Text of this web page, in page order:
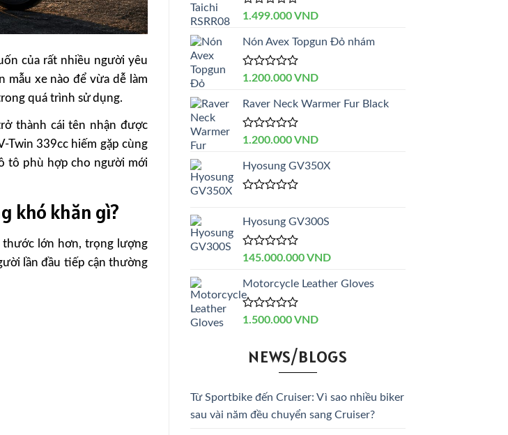
của rất nhiều người yêu
mẫu xe nào để vừa dễ làm
quá trình sử dụng.
thành cái tên nhận được
Twin 339cc hiếm gặp cùng
tô phù hợp cho người mới
khó khăn gì?
thước lớn hơn, trọng lượng
lần đầu tiếp cận thường
Được
hạng
0
5
1.499.000VND
Nón Avex Topgun Đỏ nhám
Được
hạng
0
5
1.200.000VND
Raver Neck Warmer Fur Black
Được
hạng
0
5
1.200.000VND
Hyosung GV350X
hạng
0
5
sao
Hyosung GV300S
Được
hạng
0
5
145.000.000VND
Motorcycle Leather Gloves
Được
1.500.000VND
NEWS/BLOGS
Từ Sportbike đến Cruiser: Vì sao nhiều biker
sau vài năm đều chuyển sang Cruiser?